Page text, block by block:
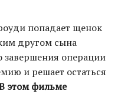
попадает щенок
другом сына
завершения операции
и решает остаться
этом фильме